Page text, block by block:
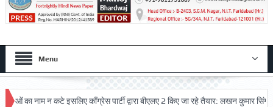
Menu
नाम न कटे इसलिए काँग्रेस पार्टी द्वारा बीएलए 2 किए जा रहे तैयार: लखन कुमार सिंगला